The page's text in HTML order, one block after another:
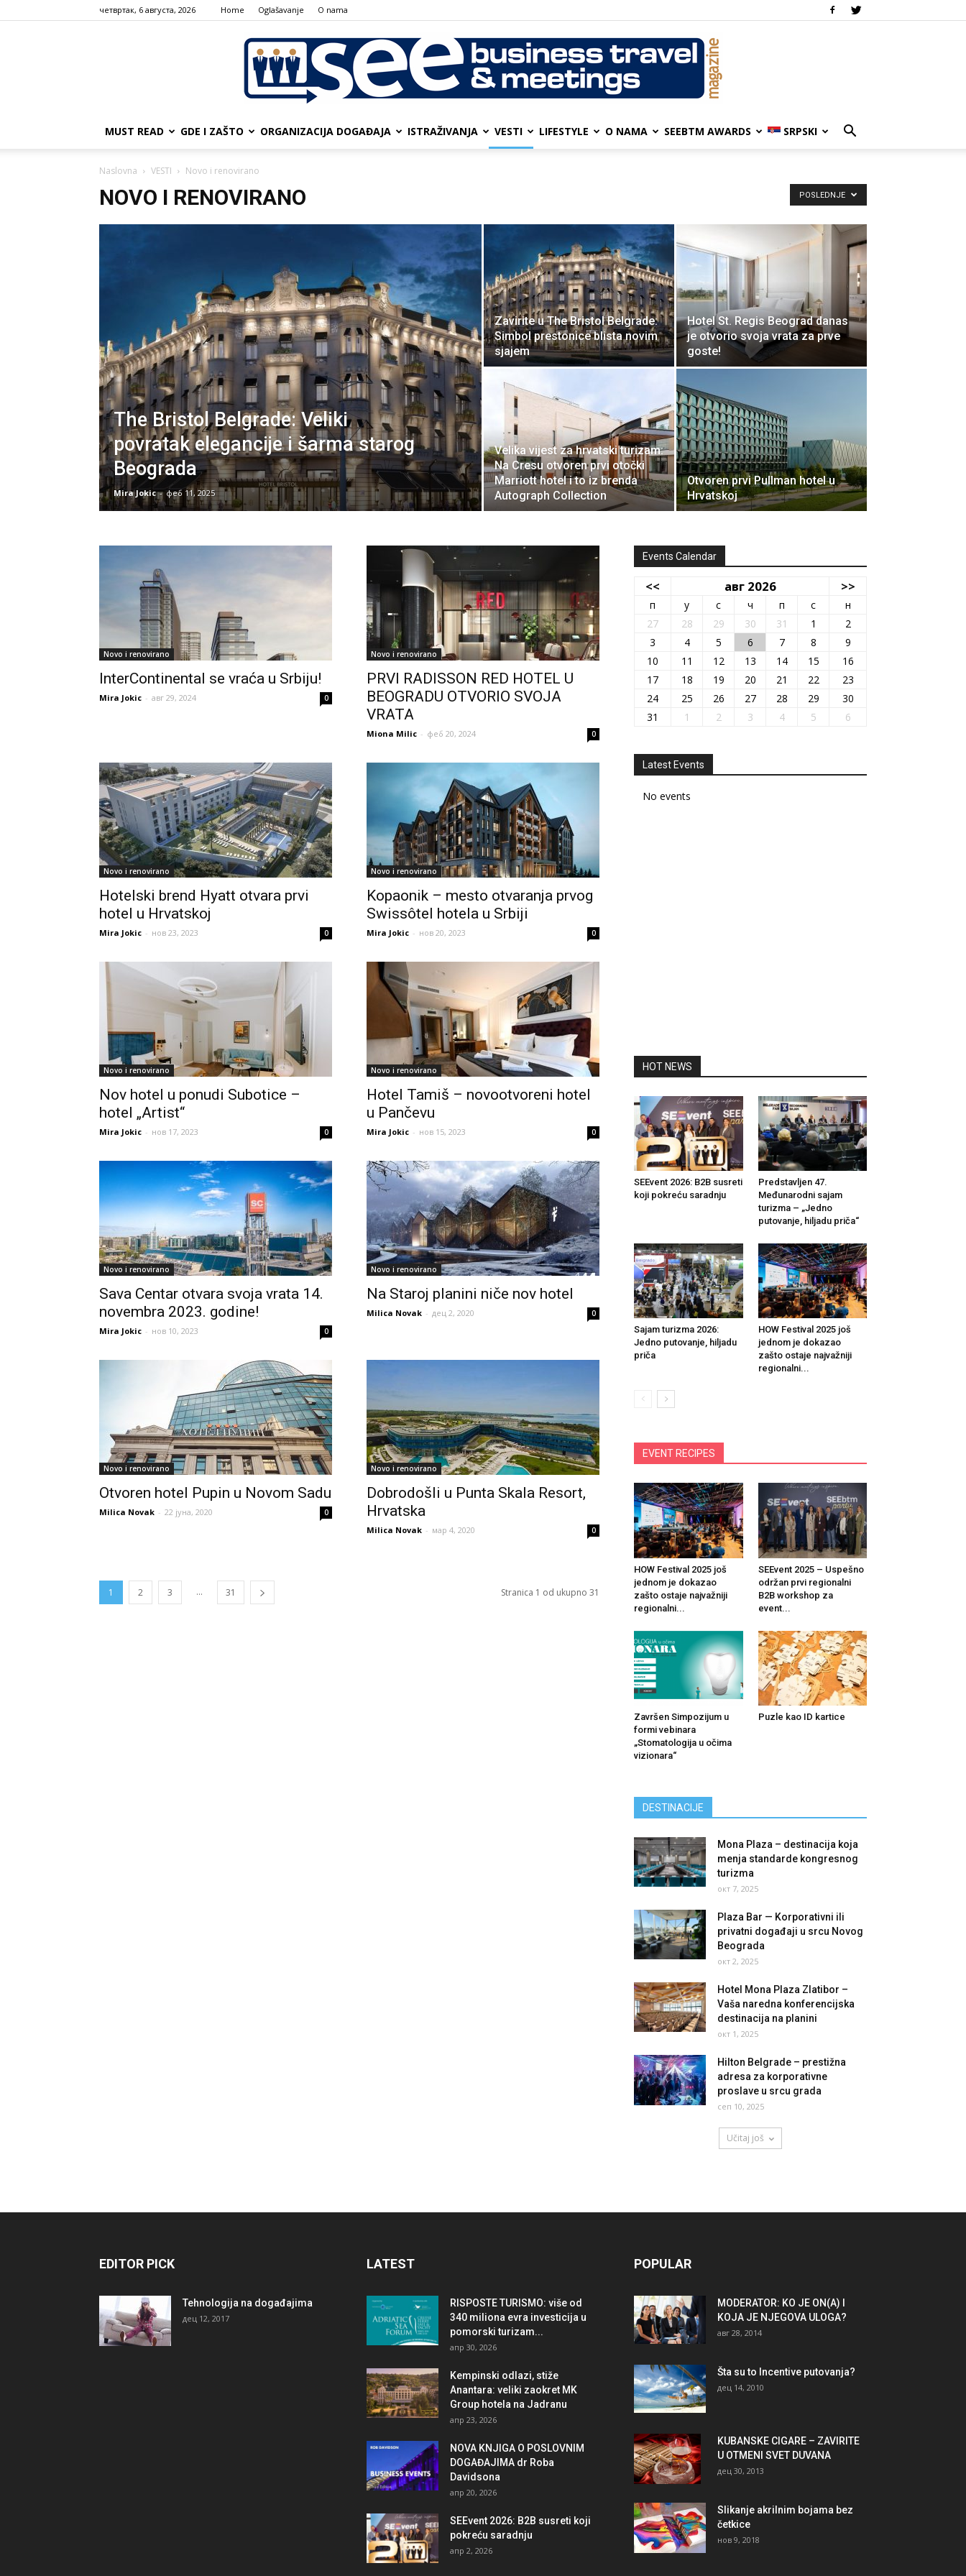
четвртак, 6 августа, 2026 Home Oglašavanje О nama
SEE
travel
magazine
MUST READ GDE I ZAŠTO ORGANIZACIJA DOGAĐAJA ISTRAŽIVANJA VESTI LIFESTYLE О NAMA SEEBTM AWARDS SRPSKI
Naslovna VESTI Novo i renovirano
NOVO I RENOVIRANO POSLEDNJE
The Bristol Belgrade: Veliki
povratak elegancije i šarma starog
Beograda
Mira Jokic - феб 11, 2025
Zavirite u The Bristol Belgrade:
Simbol prestonice blista novim
sjajem
Hotel St. Regis Beograd danas
je otvorio svoja vrata za prve
goste!
Velika vijest za hrvatski turizam:
Na Cresu otvoren prvi otočki
Marriott hotel i to iz brenda
Autograph Collection
Otvoren prvi Pullman hotel u
Hrvatskoj
Novo i renovirano
InterContinental se vraća u Srbiju!
Mira Jokic - авг 29, 2024 0
Novo i renovirano
PRVI RADISSON RED HOTEL U
BEOGRADU OTVORIO SVOJA
VRATA
Miona Milic - феб 20, 2024 0
Novo i renovirano
Hotelski brend Hyatt otvara prvi
hotel u Hrvatskoj
Mira Jokic - нов 23, 2023 0
Novo i renovirano
Kopaonik – mesto otvaranja prvog
Swissôtel hotela u Srbiji
Mira Jokic - нов 20, 2023 0
Novo i renovirano
Nov hotel u ponudi Subotice –
hotel „Artist“
Mira Jokic - нов 17, 2023 0
Novo i renovirano
Hotel Tamiš – novootvoreni hotel
u Pančevu
Mira Jokic - нов 15, 2023 0
Novo i renovirano
Sava Centar otvara svoja vrata 14.
novembra 2023. godine!
Mira Jokic - нов 10, 2023 0
Novo i renovirano
Na Staroj planini niče nov hotel
Milica Novak - дец 2, 2020 0
Novo i renovirano
Otvoren hotel Pupin u Novom Sadu
Milica Novak - 22 јуна, 2020 0
Novo i renovirano
Dobrodošli u Punta Skala Resort,
Hrvatska
Milica Novak - мар 4, 2020 0
1 2 3 ... 31 Stranica 1 od ukupno 31
Events Calendar
<< авг 2026 >>
п у с ч п с
н
27
28 29 30 31 1
2
3
4 5 6 7 8
9
10
11 12 13 14 15
16
17
18 19 20 21 22
23
24
25 26 27 28 29
30
31
1 2 3 4 5 6
Latest Events
No events
HOT NEWS
SEEvent 2026: B2B susreti
koji pokreću saradnju
Predstavljen 47.
Međunarodni sajam
turizma – „Jedno
putovanje, hiljadu priča“
Sajam turizma 2026:
Jedno putovanje, hiljadu
priča
HOW Festival 2025 još
jednom je dokazao
zašto ostaje najvažniji
regionalni...
EVENT RECIPES
HOW Festival 2025 još
jednom je dokazao
zašto ostaje najvažniji
regionalni...
SEEvent 2025 – Uspešno
održan prvi regionalni
B2B workshop za
event...
Završen Simpozijum u
formi vebinara
„Stomatologija u očima
vizionara“
Puzle kao ID kartice
DESTINACIJE
Mona Plaza – destinacija koja
menja standarde kongresnog
turizma
окт 7, 2025
Plaza Bar — Korporativni ili
privatni događaji u srcu Novog
Beograda
окт 2, 2025
Hotel Mona Plaza Zlatibor –
Vaša naredna konferencijska
destinacija na planini
окт 1, 2025
Hilton Belgrade – prestižna
adresa za korporativne
proslave u srcu grada
сеп 10, 2025
Učitaj još
EDITOR PICK
Tehnologija na događajima
дец 12, 2017
LATEST
RISPOSTE TURISMO: više od
340 miliona evra investicija u
pomorski turizam...
апр 30, 2026
Kempinski odlazi, stiže
Anantara: veliki zaokret MK
Group hotela na Jadranu
апр 23, 2026
NOVA KNJIGA O POSLOVNIM
DOGAĐAJIMA dr Roba
Davidsona
апр 20, 2026
SEEvent 2026: B2B susreti koji
pokreću saradnju
апр 2, 2026
POPULAR
MODERATOR: KO JE ON(A) I
KOJA JE NJEGOVA ULOGA?
авг 28, 2014
Šta su to Incentive putovanja?
дец 14, 2010
KUBANSKE CIGARE – ZAVIRITE
U OTMENI SVET DUVANA
дец 30, 2013
Slikanje akrilnim bojama bez
četkice
нов 9, 2018